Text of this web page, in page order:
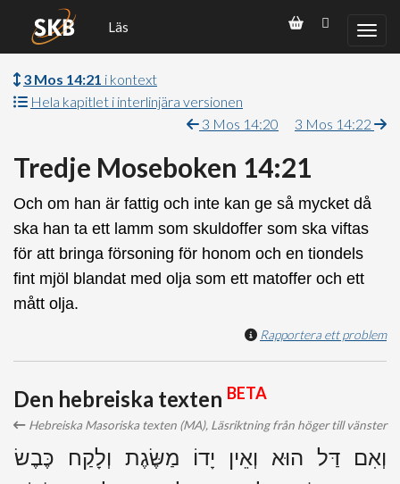
Läs
3 Mos 14:21 i kontext
Hela kapitlet i interlinjära versionen
3 Mos 14:20
3 Mos 14:22
Tredje Moseboken 14:21
Och om han är fattig och inte kan ge så mycket då
ska han ta ett lamm som skuldoffer som ska viftas
för att bringa försoning för honom och en tiondels
fint mjöl blandat med olja som ett matoffer och ett
mått olja.
Rapportera ett problem
Den hebreiska texten BETA
Hebreiska Masoriska texten (MA), Läsriktning från höger till vänster
וְאִם דַּל הוּא וְאֵין יָדוֹ מַשֶּׂגֶת וְלָקַח כֶּבֶשׂ